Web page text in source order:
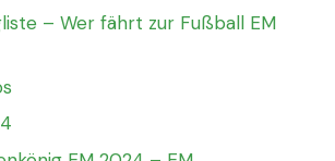
– Wer fährt zur Fußball EM